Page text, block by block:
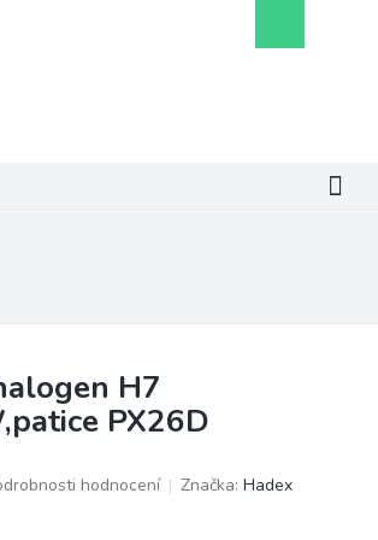
košík
H7
PX26D
hodnocení Značka: Hadex